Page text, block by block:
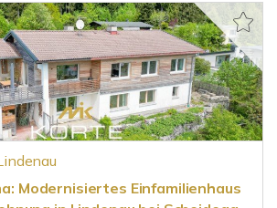
Modernisiertes Einfamilienhaus